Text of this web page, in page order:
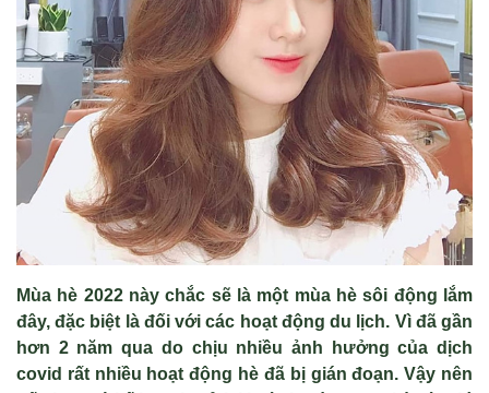
Mùa hè 2022 này chắc sẽ là một mùa hè sôi động lắm
đây, đặc biệt là đối với các hoạt động du lịch. Vì đã gần
hơn 2 năm qua do chịu nhiều ảnh hưởng của dịch
covid rất nhiều hoạt động hè đã bị gián đoạn. Vậy nên